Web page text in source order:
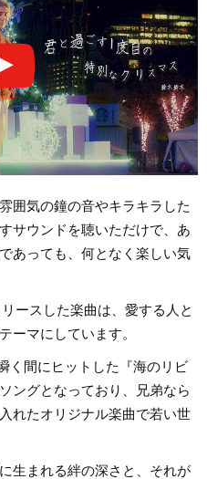
囲気の鐘の音やキラキラした
サウンドを聴いただけで、あ
あっても、何となく楽しい気
ースした楽曲は、愛する人と
ーマにしています。
く間にヒットした『海のリビ
ングとなっており、兄弟なら
れたオリジナル楽曲で若い世
生まれる絆の深さと、それが